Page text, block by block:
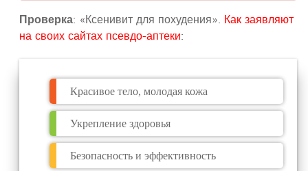
Проверка: «Ксенивит для похудения». Как заявляют
на своих сайтах псевдо-аптеки:
Красивое тело, молодая кожа
Укрепление здоровья
Безопасность и эффективность